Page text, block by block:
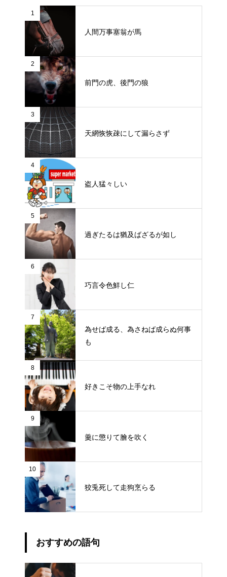
1
人間万事塞翁が馬
2
前門の虎、後門の狼
3
天網恢恢疎にして漏らさず
4
盗人猛々しい
5
過ぎたるは猶及ばざるが如し
6
巧言令色鮮し仁
7
為せば成る、為さねば成らぬ何事
も
8
好きこそ物の上手なれ
9
羹に懲りて膾を吹く
10
狡兎死して走狗烹らる
おすすめの語句